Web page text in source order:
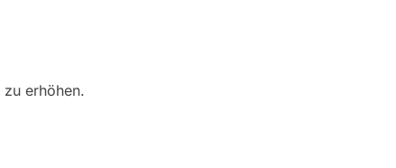
erhöhen.